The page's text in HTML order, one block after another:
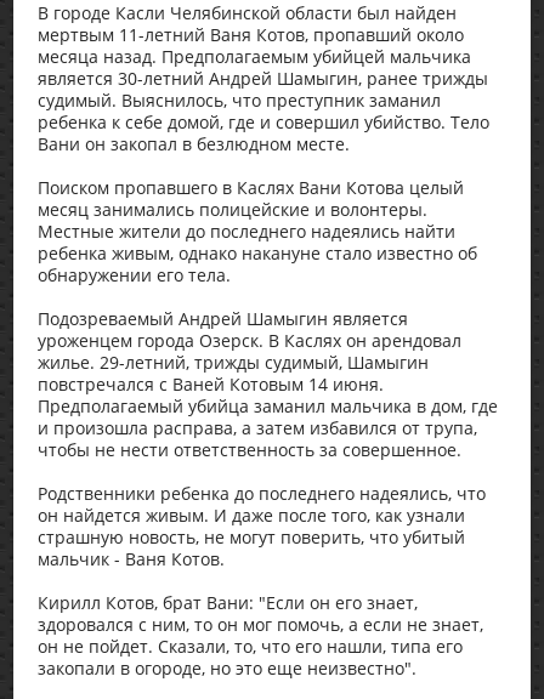
В городе Касли Челябинской области был найден
мертвым 11-летний Ваня Котов, пропавший около
месяца назад. Предполагаемым убийцей мальчика
является 30-летний Андрей Шамыгин, ранее трижды
судимый. Выяснилось, что преступник заманил
ребенка к себе домой, где и совершил убийство. Тело
Вани он закопал в безлюдном месте.
Поиском пропавшего в Каслях Вани Котова целый
месяц занимались полицейские и волонтеры.
Местные жители до последнего надеялись найти
ребенка живым, однако накануне стало известно об
обнаружении его тела.
Подозреваемый Андрей Шамыгин является
уроженцем города Озерск. В Каслях он арендовал
жилье. 29-летний, трижды судимый, Шамыгин
повстречался с Ваней Котовым 14 июня.
Предполагаемый убийца заманил мальчика в дом, где
и произошла расправа, а затем избавился от трупа,
чтобы не нести ответственность за совершенное.
Родственники ребенка до последнего надеялись, что
он найдется живым. И даже после того, как узнали
страшную новость, не могут поверить, что убитый
мальчик - Ваня Котов.
Кирилл Котов, брат Вани: "Если он его знает,
здоровался с ним, то он мог помочь, а если не знает,
он не пойдет. Сказали, то, что его нашли, типа его
закопали в огороде, но это еще неизвестно".